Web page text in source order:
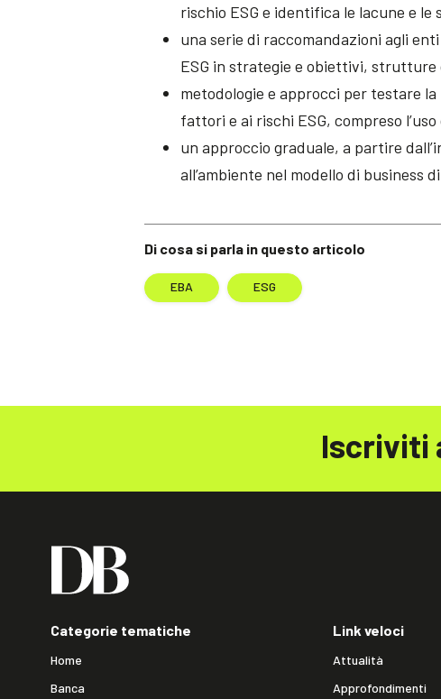
Di cosa si parla in questo articolo
EBA ESG
rischio ESG e identifica le lacune e
una serie di raccomandazioni agli
ESG in strategie e obiettivi,
metodologie e approcci per testare
fattori e ai rischi ESG, compreso l’uso
un approccio graduale, a partire
all’ambiente nel modello di business
Iscriviti
Categorie tematiche
Home
Banca
Link veloci
Attualità
Approfondimenti